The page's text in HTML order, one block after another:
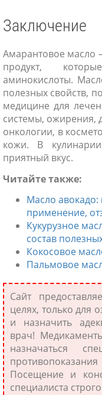
Заключение
Амарантовое масло
продукт,
аминокислоты.
полезных свойств,
медицине для
системы, ожирения,
онкологии, в
кожи. В
приятный вкус.
Читайте также:
Масло авокадо:
применение,
Кукурузное
состав
Кокосовое
Пальмовое
Сайт
целях, только для
и назначить
врач!
назначаться
Посещение и
специалиста